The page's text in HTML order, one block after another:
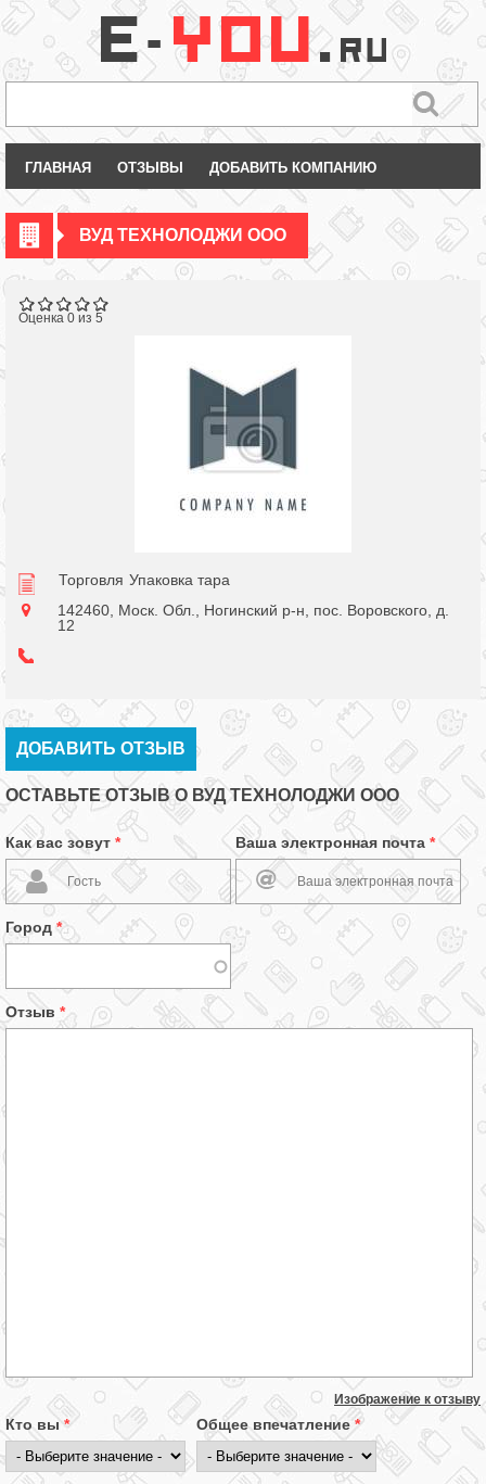
ГЛАВНАЯ ОТЗЫВЫ ДОБАВИТЬ КОМПАНИЮ
ВУД ТЕХНОЛОДЖИ ООО
Оценка 0 из 5
Торговля Упаковка тара
142460, Моск. Обл., Ногинский р-н, пос. Воровского, д.
12
ДОБАВИТЬ ОТЗЫВ
ОСТАВЬТЕ ОТЗЫВ О ВУД ТЕХНОЛОДЖИ ООО
Как вас зовут * Ваша электронная почта *
Город *
Отзыв *
Изображение к отзыву
Кто вы* Общее впечатление *